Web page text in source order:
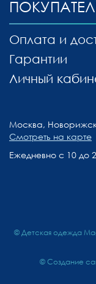
Оплата и
Гарантии
Личный
Москва,
Смотреть на карте
Ежедневно с 10 до
© Детская одежда
© Создание